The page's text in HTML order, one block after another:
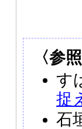
〈参照
す
捉
石